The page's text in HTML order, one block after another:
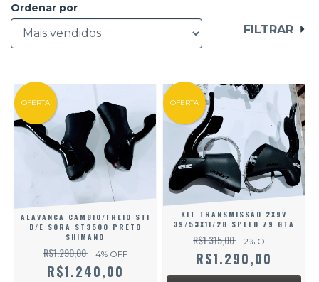
Ordenar por
FILTRAR
OFERTA
ALAVANCA CAMBIO/FREIO STI
D/E SORA ST3500 PRETO
SHIMANO
R$1.290,00 4% OFF
R$1.240,00
OFERTA
KIT TRANSMISSÃO 2X9V
39/53X11/28 SPEED Z9 GTA
R$1.315,00 2% OFF
R$1.290,00